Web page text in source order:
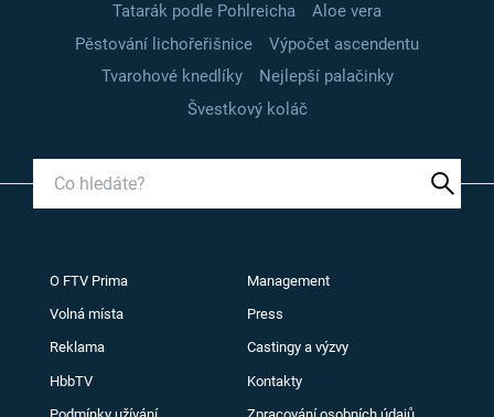
Tatarák podle Pohlreicha
Aloe vera
Pěstování lichořeřišnice
Výpočet ascendentu
Tvarohové knedlíky
Nejlepší palačinky
Švestkový koláč
O FTV Prima Management
Volná místa Press
Reklama Castingy a výzvy
HbbTV Kontakty